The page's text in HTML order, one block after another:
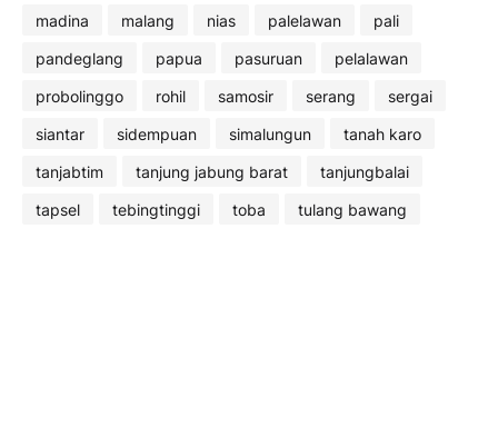
madina
malang nias palelawan
pali
pandeglang
papua pasuruan
pelalawan
probolinggo
rohil samosir serang
sergai
siantar
sidempuan simalungun
tanah karo
tanjabtim
tanjung jabung barat
tanjungbalai
tapsel
tebingtinggi toba tulang bawang